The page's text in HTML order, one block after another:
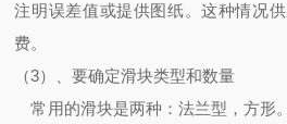
注明误差值或提供图纸。这种情况
费。
（3）、要确定滑块类型和数量
常用的滑块是两种：法兰型，方形